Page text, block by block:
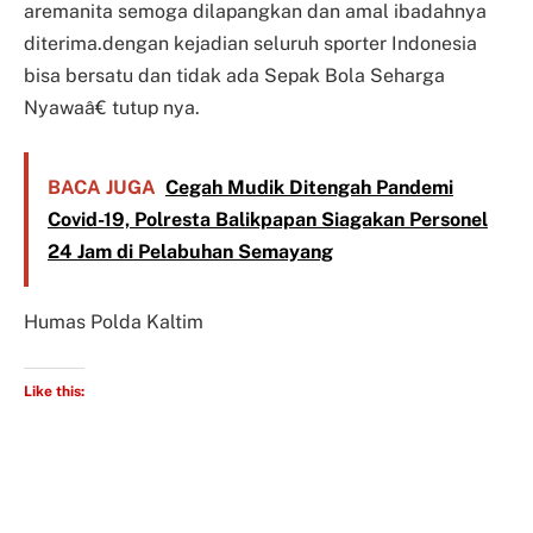
aremanita semoga dilapangkan dan amal ibadahnya
diterima.dengan kejadian seluruh sporter Indonesia
bisa bersatu dan tidak ada Sepak Bola Seharga
Nyawaâ€ tutup nya.
BACA JUGA Cegah Mudik Ditengah Pandemi
Covid-19, Polresta Balikpapan Siagakan Personel
24 Jam di Pelabuhan Semayang
Humas Polda Kaltim
Like this: